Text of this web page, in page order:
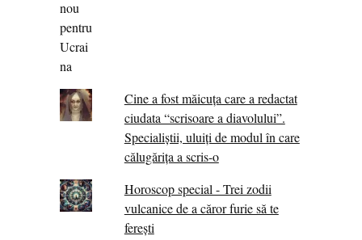
Cine a fost măicuţa care a redactat
ciudata “scrisoare a diavolului”.
Specialiştii, uluiţi de modul în care
călugărița a scris-o
Horoscop special - Trei zodii
vulcanice de a căror furie să te
ferești